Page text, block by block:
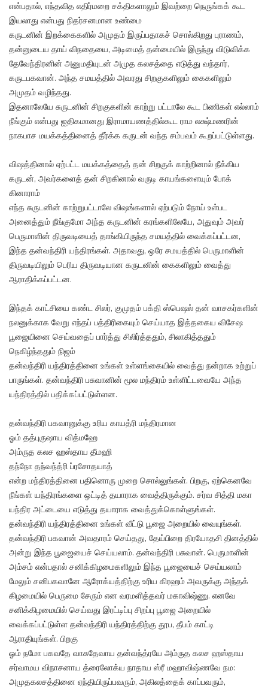
என்பதால், எந்தவித எதிர்மறை சக்திகளாலும் இவற்றை நெருங்கக் கூட
இயலாது என்பது நிதர்சனமான உண்மை
கருடனின் இறக்கைகளில் அமுதம் இருப்பதாகச் சொல்கிறது புராணம்,
தன்னுடைய தாய் விநதையை, அடிமைத் தன்மையில் இருந்து விடுவிக்க
தேவேந்திரனின் அனுமதியுடன் அமுத கலசத்தை எடுத்து வந்தார்,
கருடபகவான். அந்த சமயத்தில் அவரது சிறகுகளிலும் கைகளிலும்
அமுதம் வழிந்தது.
இதனாலேயே சுருடனின் சிறகுகளின் காற்று பட்டாலே கூட பிணிகள் எல்லாம்
நீங்கும் என்பது ஐதிகமானது இராமாயணத்தில்கூட ராம லக்ஷ்மணரின்
நாகபாச மயக்கத்தினைத் தீர்க்க கருடன் வந்த சம்பவம் கூறப்பட்டுள்ளது.
விஷத்தினால் ஏற்பட்ட மயக்கத்தைத் தன் சிறகுக் காற்றினால் நீக்கிய
கருடன், அவர்களைத் தன் சிறகினால் வருடி காயங்களையும் போக்
கினாராம்
எந்த சுருடனின் காற்றுபட்டாலே விஷங்களால் ஏற்படும் நோய் உள்பட
அனைத்தும் நீங்குமோ அந்த கருடனின் கரங்களிலேயே, அதுவும் அவர்
பெருமாளின் திருவடியைத் தாங்கியிருந்த சமயத்தில் வைக்கப்பட்டன,
இந்த தன்வந்திரி யந்திரங்கள். அதாவது, ஒரே சமயத்தில் பெருமாளின்
திருவடியிலும் பெரிய திருவடியான கருடனின் கைகளிலும் வைத்து
ஆராதிக்கப்பட்டன.
இந்தக் காட்சியை கண்ட சிலர், குமுதம் பக்தி ஸ்பெஷல் தன் வாசகர்களின்
நலனுக்காக வேறு எந்தப் பத்திரிகையும் செய்யாத இத்தகைய விசேஷ
பூஜையினை செய்வதைப் பார்த்து சிலிர்த்ததும், சிலாகித்ததும்
நெகிழ்ந்ததும் நிஜம்
தன்வந்திரி யந்திரத்தினை உங்கள் உள்ளங்கையில் வைத்து நன்றாக உற்றுப்
பாருங்கள். தன்வந்திரி பசுவானின் மூல மந்திரம் உள்ளிட்டவையே அந்த
யந்திரத்தில் பதிக்கப்பட்டுள்ளன.
தன்வந்திரி பகவானுக்கு உரிய காயத்ரி மந்திரமான
ஓம் தத்புருஷாய வித்மஹே
அம்ருத கலச ஹஸ்தாய தீமஹி
தந்நோ தந்வந்த்ரி ப்ரசோதயாத்
என்ற மந்திரத்தினை பதினொரு முறை சொல்லுங்கள். பிறகு, ஏற்கெனவே
நீங்கள் யந்திரங்களை ஒட்டித் தயாராக வைத்திருக்கும். சர்வ சித்தி மகா
யந்திர அட்டையை எடுத்து தயாராக வைத்துக்கொள்ளுங்கள்.
தன்வந்திரி யந்திரத்தினை உங்கள் வீட்டு பூஜை அறையில் வையுங்கள்.
தன்வந்திரி பகவான் அவதாரம் செய்தது, தேய்பிறை திரயோதசி தினத்தில்
அன்று இந்த பூஜையைச் செய்யலாம். தன்வந்திரி பசுவான். பெருமாளின்
அம்சம் என்பதால் சனிக்கிழமைகளிலும் இந்த பூஜையைச் செய்யலாம்
மேலும் சனிபகவானே ஆரோக்யத்திற்கு உரிய கிரஹம் அவருக்கு அந்தக்
கிழமையில் பெருமை சேரும் என வரமளித்தவர் மகாவிஷ்ணு. எனவே
சனிக்கிழமையில் செய்வது இரட்டிப்பு சிறப்பு பூஜை அறையில்
வைக்கப்பட்டுள்ள தன்வந்திரி யந்திரத்திற்கு தூப, தீபம் காட்டி
ஆராதியுங்கள். பிறகு
ஓம் நமோ பகவதே வாசுதேவாய தன்வந்த்ரயே அம்ருத கலச ஹஸ்தாய
சர்வாமய விநாசனாய த்ரைலோக்ய நாதாய ஸ்ரீ மஹாவிஷ்ணவே நம:
அமுதகலசத்தினை ஏந்தியிருப்பவரும், அகிலத்தைக் காப்பவரும்,